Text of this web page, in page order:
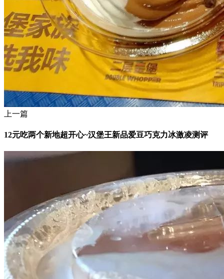
上一篇
12元吃两个新地超开心~汉堡王新品爱豆巧克力冰激凌测评